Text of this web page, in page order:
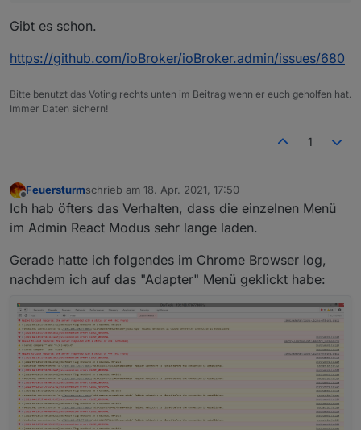
Gibt es schon.
https://github.com/ioBroker/ioBroker.admin/issues/680
Bitte benutzt das Voting rechts unten im Beitrag wenn er euch geholfen hat.
Immer Daten sichern!
1
Offline
Feuersturmschrieb am 18. Apr. 2021, 17:50
zuletzt editiert von
Ich hab öfters das Verhalten, dass die einzelnen Menü
im Admin React Modus sehr lange laden.
Gerade hatte ich folgendes im Chrome Browser log,
nachdem ich auf das "Adapter" Menü geklickt habe: